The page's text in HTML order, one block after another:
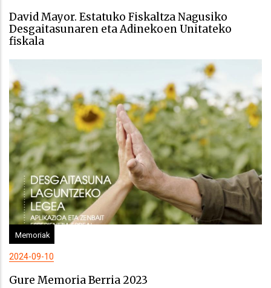
David Mayor. Estatuko Fiskaltza Nagusiko
Desgaitasunaren eta Adinekoen Unitateko
fiskala
Memoriak
2024-09-10
Gure Memoria Berria 2023